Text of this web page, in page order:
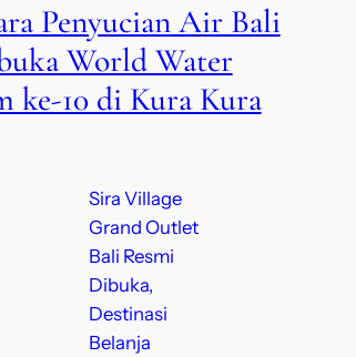
Penyucian Air Bali
World Water
ke-10 di Kura Kura
Sira Village
Grand Outlet
Bali Resmi
Dibuka,
Destinasi
Belanja